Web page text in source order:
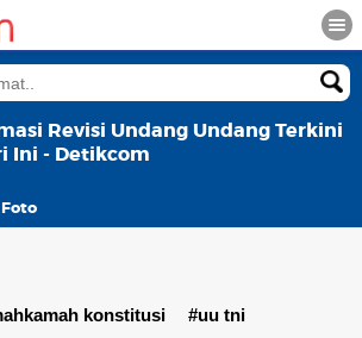
Revisi Undang Undang Terkini
Ini - Detikcom
Foto
konstitusi
#uu tni